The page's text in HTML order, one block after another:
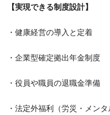
【実現できる制度設計】
・健康経営の導入と定着
・企業型確定拠出年金制度
・役員や職員の退職金準備
・法定外福利（労災・メン